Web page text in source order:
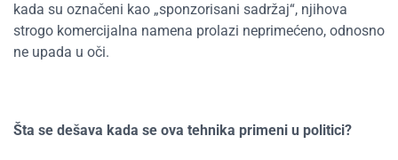
kada su označeni kao „sponzorisani sadržaj“, njihova
strogo komercijalna namena prolazi neprimećeno, odnosno
ne upada u oči.
Šta se dešava kada se ova tehnika primeni u politici?